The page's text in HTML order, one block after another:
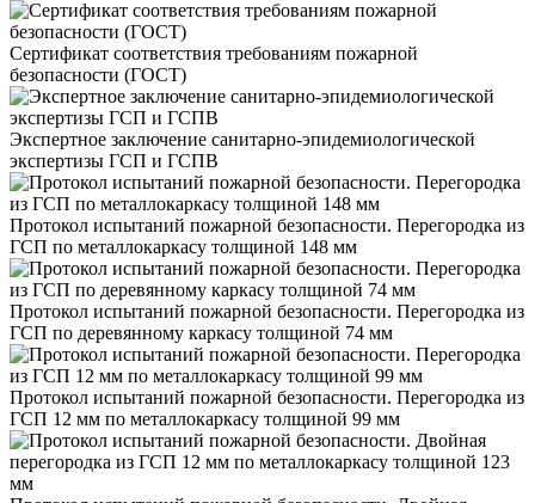
Сертификат соответствия требованиям пожарной
безопасности (ГОСТ)
Экспертное заключение санитарно-эпидемиологической
экспертизы ГСП и ГСПВ
Протокол испытаний пожарной безопасности. Перегородка из
ГСП по металлокаркасу толщиной 148 мм
Протокол испытаний пожарной безопасности. Перегородка из
ГСП по деревянному каркасу толщиной 74 мм
Протокол испытаний пожарной безопасности. Перегородка из
ГСП 12 мм по металлокаркасу толщиной 99 мм